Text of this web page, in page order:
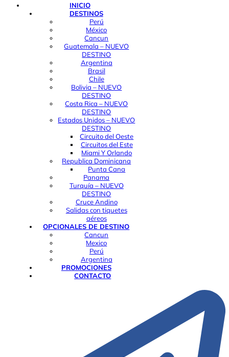
INICIO
DESTINOS
Perú
México
Cancun
Guatemala – NUEVO
DESTINO
Argentina
Brasil
Chile
Bolivia – NUEVO
DESTINO
Costa Rica – NUEVO
DESTINO
Estados Unidos – NUEVO
DESTINO
Circuito del Oeste
Circuitos del Este
Miami Y Orlando
Republica Dominicana
Punta Cana
Panama
Turquía – NUEVO
DESTINO
Cruce Andino
Salidas con tiquetes
aéreos
OPCIONALES DE DESTINO
Cancun
Mexico
Perú
Argentina
PROMOCIONES
CONTACTO